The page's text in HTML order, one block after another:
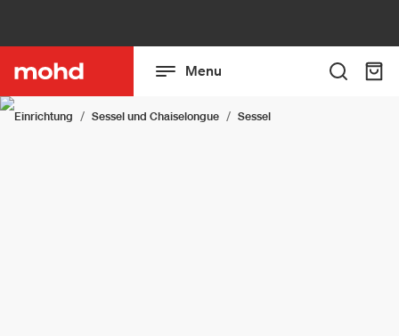
Menu
Einrichtung Sessel und Chaiselongue Sessel